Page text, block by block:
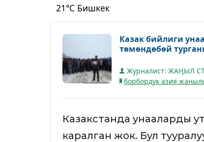
21°C Бишкек
Казак бийлиги
төмөндөбөй
Журналист: ЖАҢЫЛ
борбордук азия
Казакстанда унааларды
каралган жок. Бул